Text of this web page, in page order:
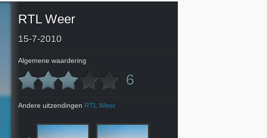
RTL Weer
15-7-2010
Algemene waardering
6
Andere uitzendingen RTL Weer